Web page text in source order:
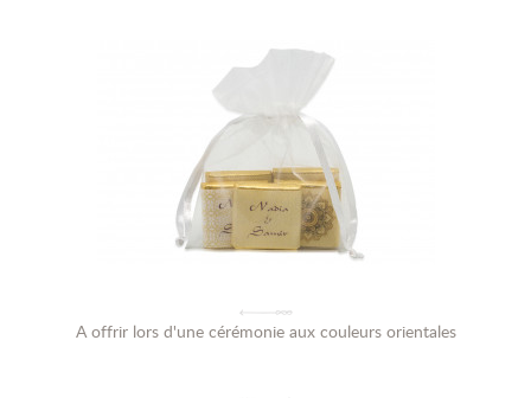
A offrir lors d'une cérémonie aux couleurs orientales